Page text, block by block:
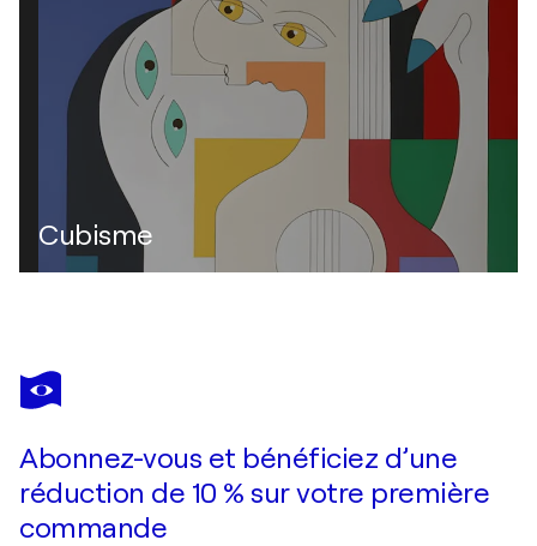
Cubisme
Abonnez-vous et bénéficiez d’une
réduction de 10 % sur votre première
commande